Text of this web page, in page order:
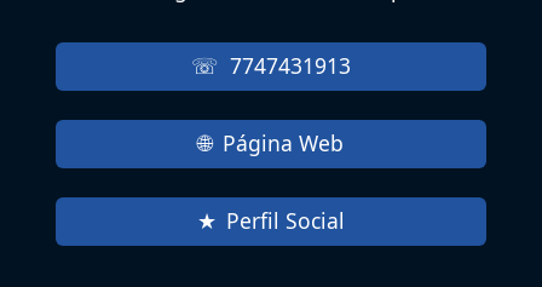
7747431913
Página Web
Perfil Social